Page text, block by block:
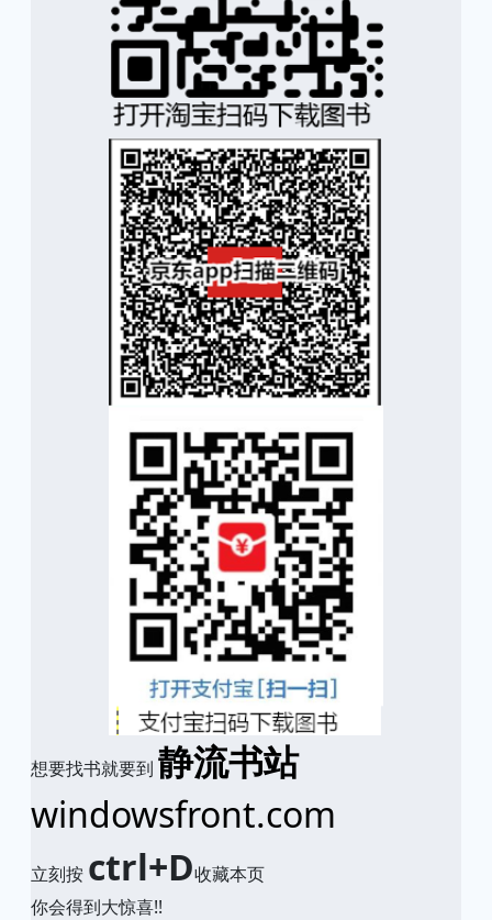
想要找书就要到 静流书站
windowsfront.com
立刻按 ctrl+D收藏本页
你会得到大惊喜!!